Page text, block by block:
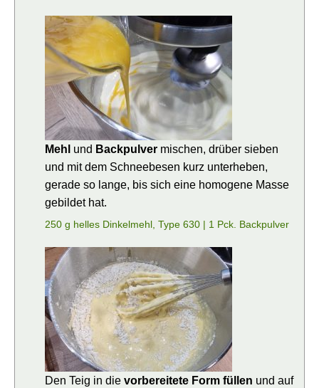
Mehl und Backpulver mischen, drüber sieben
und mit dem Schneebesen kurz unterheben,
gerade so lange, bis sich eine homogene Masse
gebildet hat.
250 g helles Dinkelmehl, Type 630 | 1 Pck. Backpulver
Den Teig in die vorbereitete Form füllen und auf